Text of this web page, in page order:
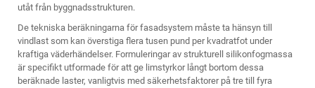
utåt från byggnadsstrukturen.
De tekniska beräkningarna för fasadsystem måste ta hänsyn till
vindlast som kan överstiga flera tusen pund per kvadratfot under
kraftiga väderhändelser. Formuleringar av strukturell silikonfogmassa
är specifikt utformade för att ge limstyrkor långt bortom dessa
beräknade laster, vanligtvis med säkerhetsfaktorer på tre till fyra